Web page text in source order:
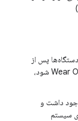
)
پس از
شروع تمرین روی یک دستگاه متصل به Wear OS شود،
داشت و
سیستم